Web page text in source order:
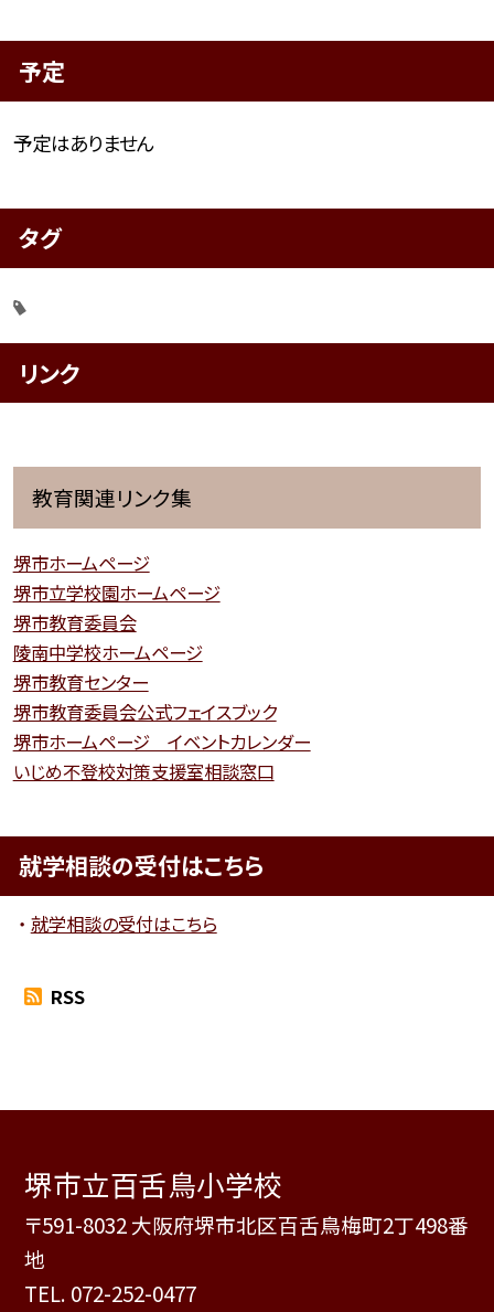
予定
予定はありません
タグ
リンク
教育関連リンク集
堺市ホームページ
堺市立学校園ホームページ
堺市教育委員会
陵南中学校ホームページ
堺市教育センター
堺市教育委員会公式フェイスブック
堺市ホームページ イベントカレンダー
いじめ不登校対策支援室相談窓口
就学相談の受付はこちら
就学相談の受付はこちら
RSS
堺市立百舌鳥小学校
〒591-8032 大阪府堺市北区百舌鳥梅町2丁498番
地
TEL. 072-252-0477